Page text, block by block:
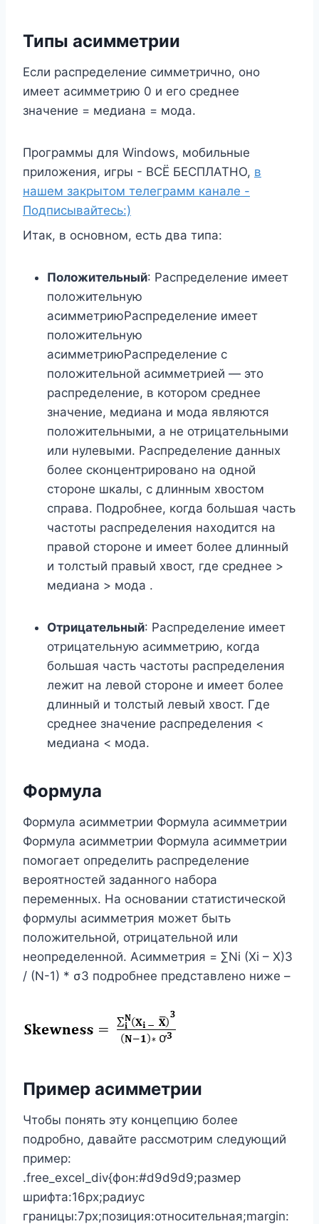
Типы асимметрии
Если распределение симметрично, оно
имеет асимметрию 0 и его среднее
значение = медиана = мода.
Программы для Windows, мобильные
приложения, игры - ВСЁ БЕСПЛАТНО, в
нашем закрытом телеграмм канале -
Подписывайтесь:)
Итак, в основном, есть два типа:
Положительный: Распределение имеет
положительную
асимметриюРаспределение имеет
положительную
асимметриюРаспределение с
положительной асимметрией — это
распределение, в котором среднее
значение, медиана и мода являются
положительными, а не отрицательными
или нулевыми. Распределение данных
более сконцентрировано на одной
стороне шкалы, с длинным хвостом
справа. Подробнее, когда большая часть
частоты распределения находится на
правой стороне и имеет более длинный
и толстый правый хвост, где среднее >
медиана > мода .
Отрицательный: Распределение имеет
отрицательную асимметрию, когда
большая часть частоты распределения
лежит на левой стороне и имеет более
длинный и толстый левый хвост. Где
среднее значение распределения <
медиана < мода.
Формула
Формула асимметрии Формула асимметрии
Формула асимметрии Формула асимметрии
помогает определить распределение
вероятностей заданного набора
переменных. На основании статистической
формулы асимметрия может быть
положительной, отрицательной или
неопределенной. Асимметрия = ∑Ni (Xi – X)3
/ (N-1) * σ3 подробнее представлено ниже –
Пример асимметрии
Чтобы понять эту концепцию более
подробно, давайте рассмотрим следующий
пример:
.free_excel_div{фон:#d9d9d9;размер
шрифта:16px;радиус
границы:7px;позиция:относительная;margin: